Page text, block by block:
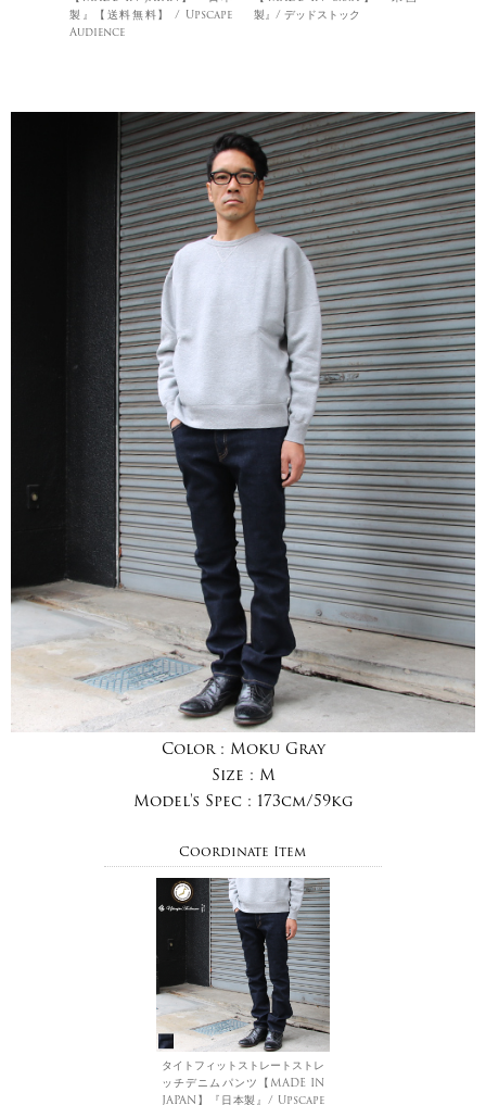
製』【送料無料】 / Upscape
Audience
製』/ デッドストック
Color : Moku Gray
Size : M
Model's Spec : 173cm/59kg
Coordinate Item
タイトフィットストレートストレ
ッチデニムパンツ【MADE IN
JAPAN】『日本製』/ Upscape